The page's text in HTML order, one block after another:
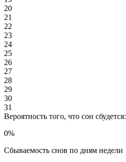
20
21
22
23
24
25
26
27
28
29
30
31
Вероятность того, что сон сбудется:
0%
Сбываемость снов по дням недели